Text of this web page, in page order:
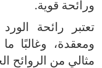
ورائحة قوية.
تعتبر رائحة
ومعقدة، وغالبًا
مثالي من الروائح